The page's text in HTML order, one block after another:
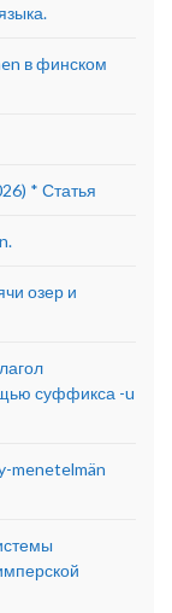
в финском
* Статья
озер и
суффикса -u
menetelmän